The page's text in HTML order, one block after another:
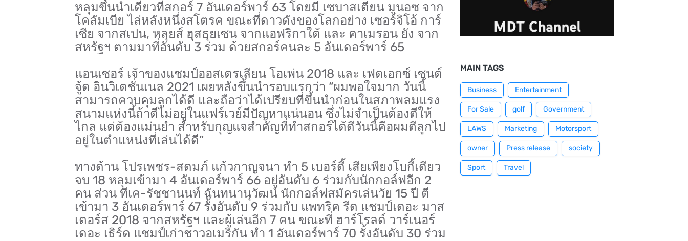
หลุมขึ้นนำเดี่ยวที่สกอร์ 7 อันเดอร์พาร์ 63 โดยมี เซบาสเตียน มูนอซ จาก
โคลัมเบีย ไล่หลังหนึ่งสโตรค ขณะที่ดาวดังของโลกอย่าง เซอร์จิโอ้ การ์
เซีย จากสเปน, หลุยส์ ฮุสธุยเซน จากแอฟริกาใต้ และ คาเมรอน ยัง จาก
สหรัฐฯ ตามมาที่อันดับ 3 ร่วม ด้วยสกอร์คนละ 5 อันเดอร์พาร์ 65
แอนเซอร์ เจ้าของแชมป์ออสเตรเลียน โอเพ่น 2018 และ เฟดเอกซ์ เซนต์
จู้ด อินวิเตชั่นเนล 2021 เผยหลังขึ้นนำรอบแรกว่า “ผมพอใจมาก วันนี้
สามารถควบคุมลูกได้ดี และถือว่าได้เปรียบที่ขึ้นนำก่อนในสภาพลมแรง
สนามแห่งนี้ถ้าตีไม่อยู่ในแฟร์เวย์มีปัญหาแน่นอน ซึ่งไม่จำเป็นต้องตีให้
ไกล แต่ต้องแม่นยำ สำหรับกุญแจสำคัญที่ทำสกอร์ได้ดีวันนี้คือผมตีลูกไป
อยู่ในตำแหน่งที่เล่นได้ดี”
ทางด้าน โปรเพชร-สดมภ์ แก้วกาญจนา ทำ 5 เบอร์ดี้ เสียเพียงโบกี้เดียว
จบ 18 หลุมเข้ามา 4 อันเดอร์พาร์ 66 อยู่อันดับ 6 ร่วมกับนักกอล์ฟอีก 2
คน ส่วน ทีเค-รัชชานนท์ ฉันทนานุวัฒน์ นักกอล์ฟสมัครเล่นวัย 15 ปี ตี
เข้ามา 3 อันเดอร์พาร์ 67 รั้งอันดับ 9 ร่วมกับ แพทริค รีด แชมป์เดอะ มาส
เตอร์ส 2018 จากสหรัฐฯ และผู้เล่นอีก 7 คน ขณะที่ ฮาร์โรลด์ วาร์เนอร์
เดอะ เธิร์ด แชมป์เก่าชาวอเมริกัน ทำ 1 อันเดอร์พาร์ 70 รั้งอันดับ 30 ร่วม
MAIN TAGS
Business Entertainment
For Sale golf Government
LAWS Marketing Motorsport
owner Press release society
Sport Travel